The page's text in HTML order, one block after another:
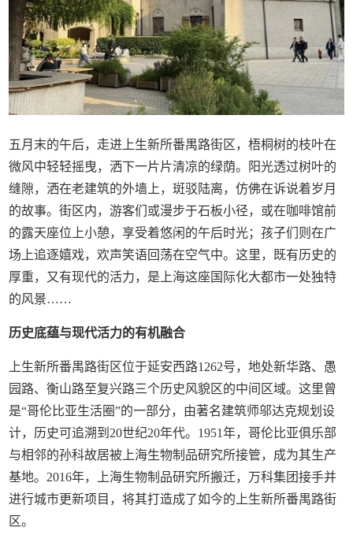
五月末的午后，走进上生新所番禺路街区，梧桐树的枝叶在
微风中轻轻摇曳，洒下一片片清凉的绿荫。阳光透过树叶的
缝隙，洒在老建筑的外墙上，斑驳陆离，仿佛在诉说着岁月
的故事。街区内，游客们或漫步于石板小径，或在咖啡馆前
的露天座位上小憩，享受着悠闲的午后时光；孩子们则在广
场上追逐嬉戏，欢声笑语回荡在空气中。这里，既有历史的
厚重，又有现代的活力，是上海这座国际化大都市一处独特
的风景……
历史底蕴与现代活力的有机融合
上生新所番禺路街区位于延安西路1262号，地处新华路、愚
园路、衡山路至复兴路三个历史风貌区的中间区域。这里曾
是“哥伦比亚生活圈”的一部分，由著名建筑师邬达克规划设
计，历史可追溯到20世纪20年代。1951年，哥伦比亚俱乐部
与相邻的孙科故居被上海生物制品研究所接管，成为其生产
基地。2016年，上海生物制品研究所搬迁，万科集团接手并
进行城市更新项目，将其打造成了如今的上生新所番禺路街
区。